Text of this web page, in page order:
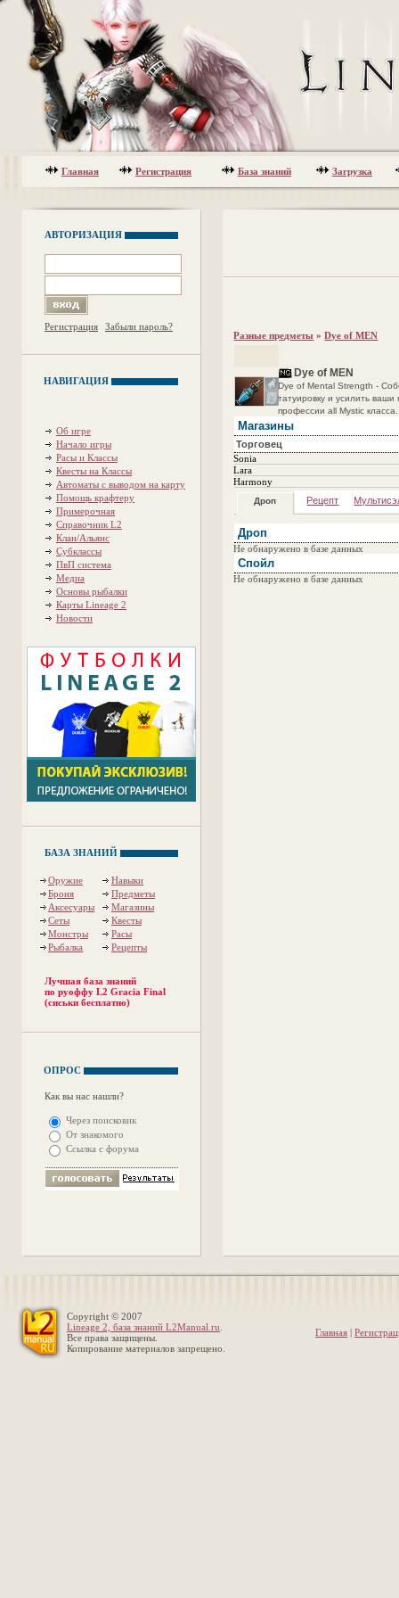
Главная Регистрация База знаний Загрузка
АВТОРИЗАЦИЯ
Регистрация Забыли пароль?
НАВИГАЦИЯ
Об игре
Начало игры
Расы и Классы
Квесты на Классы
Автоматы с выводом на карту
Помощь крафтеру
Примерочная
Справочник L2
Клан/Альянс
Субклассы
ПвП система
Медиа
Основы рыбалки
Карты Lineage 2
Новости
БАЗА ЗНАНИЙ
Оружие
Навыки
Броня
Предметы
Аксесуары
Магазины
Сеты
Квесты
Монстры
Расы
Рыбалка
Рецепты
Лучшая база знаний
по руоффу L2 Gracia Final
(сиськи бесплатно)
ОПРОС
Как вы нас нашли?
Через поисковик
От знакомого
Ссылка с форума
Разные предметы »Dye of MEN
Dye of MEN
Dye of Mental Strength -
татуировку и усилить
профессии all Mystic класса.
Магазины
Торговец
Sonia
Lara
Harmony
Дроп Рецепт
Дроп
Не обнаружено в базе данных
Спойл
Не обнаружено в базе данных
Copyright © 2007
Lineage 2, база знаний L2Manual.ru
Все права защищены.
Копирование материалов запрещено.
Главная |